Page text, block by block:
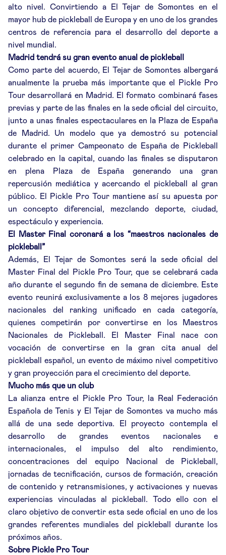
alto nivel. Convirtiendo a El Tejar de Somontes en el
mayor hub de pickleball de Europa y en uno de los grandes
centros de referencia para el desarrollo del deporte a
nivel mundial.
Madrid tendrá su gran evento anual de pickleball
Como parte del acuerdo, El Tejar de Somontes albergará
anualmente la prueba más importante que el Pickle Pro
Tour desarrollará en Madrid. El formato combinará fases
previas y parte de las finales en la sede oficial del circuito,
junto a unas finales espectaculares en la Plaza de España
de Madrid. Un modelo que ya demostró su potencial
durante el primer Campeonato de España de Pickleball
celebrado en la capital, cuando las finales se disputaron
en plena Plaza de España generando una gran
repercusión mediática y acercando el pickleball al gran
público. El Pickle Pro Tour mantiene así su apuesta por
un concepto diferencial, mezclando deporte, ciudad,
espectáculo y experiencia.
El Master Final coronará a los “maestros nacionales de
pickleball”
Además, El Tejar de Somontes será la sede oficial del
Master Final del Pickle Pro Tour, que se celebrará cada
año durante el segundo fin de semana de diciembre. Este
evento reunirá exclusivamente a los 8 mejores jugadores
nacionales del ranking unificado en cada categoría,
quienes competirán por convertirse en los Maestros
Nacionales de Pickleball. El Master Final nace con
vocación de convertirse en la gran cita anual del
pickleball español, un evento de máximo nivel competitivo
y gran proyección para el crecimiento del deporte.
Mucho más que un club
La alianza entre el Pickle Pro Tour, la Real Federación
Española de Tenis y El Tejar de Somontes va mucho más
allá de una sede deportiva. El proyecto contempla el
desarrollo de grandes eventos nacionales e
internacionales, el impulso del alto rendimiento,
concentraciones del equipo Nacional de Pickleball,
jornadas de tecnificación, cursos de formación, creación
de contenido y retransmisiones, y activaciones y nuevas
experiencias vinculadas al pickleball. Todo ello con el
claro objetivo de convertir esta sede oficial en uno de los
grandes referentes mundiales del pickleball durante los
próximos años.
Sobre Pickle Pro Tour